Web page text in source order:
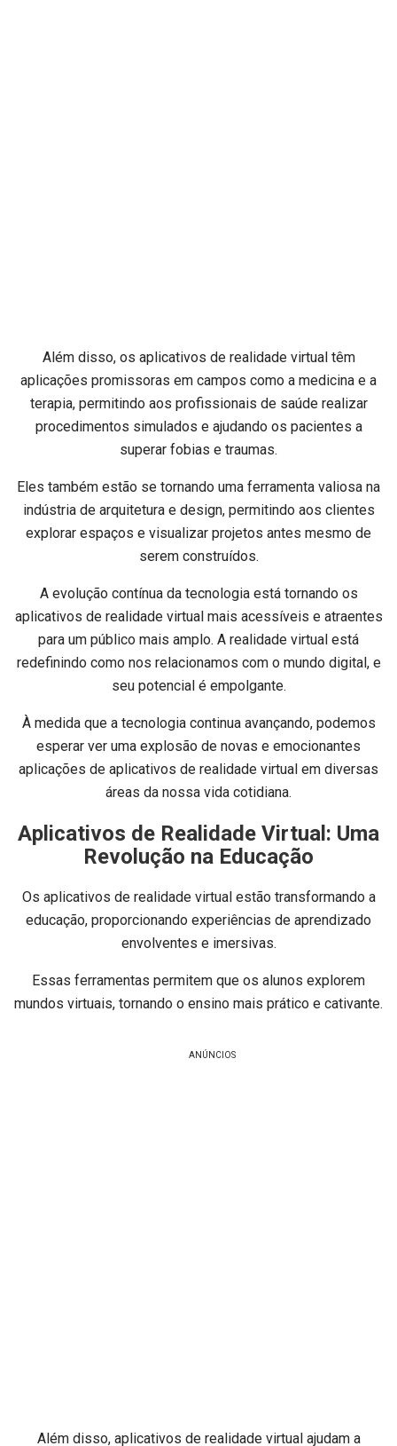
Além disso, os aplicativos de realidade virtual têm
aplicações promissoras em campos como a medicina e a
terapia, permitindo aos profissionais de saúde realizar
procedimentos simulados e ajudando os pacientes a
superar fobias e traumas.
Eles também estão se tornando uma ferramenta valiosa na
indústria de arquitetura e design, permitindo aos clientes
explorar espaços e visualizar projetos antes mesmo de
serem construídos.
A evolução contínua da tecnologia está tornando os
aplicativos de realidade virtual mais acessíveis e atraentes
para um público mais amplo. A realidade virtual está
redefinindo como nos relacionamos com o mundo digital, e
seu potencial é empolgante.
À medida que a tecnologia continua avançando, podemos
esperar ver uma explosão de novas e emocionantes
aplicações de aplicativos de realidade virtual em diversas
áreas da nossa vida cotidiana.
Aplicativos de Realidade Virtual: Uma
Revolução na Educação
Os aplicativos de realidade virtual estão transformando a
educação, proporcionando experiências de aprendizado
envolventes e imersivas.
Essas ferramentas permitem que os alunos explorem
mundos virtuais, tornando o ensino mais prático e cativante.
ANÚNCIOS
Além disso, aplicativos de realidade virtual ajudam a